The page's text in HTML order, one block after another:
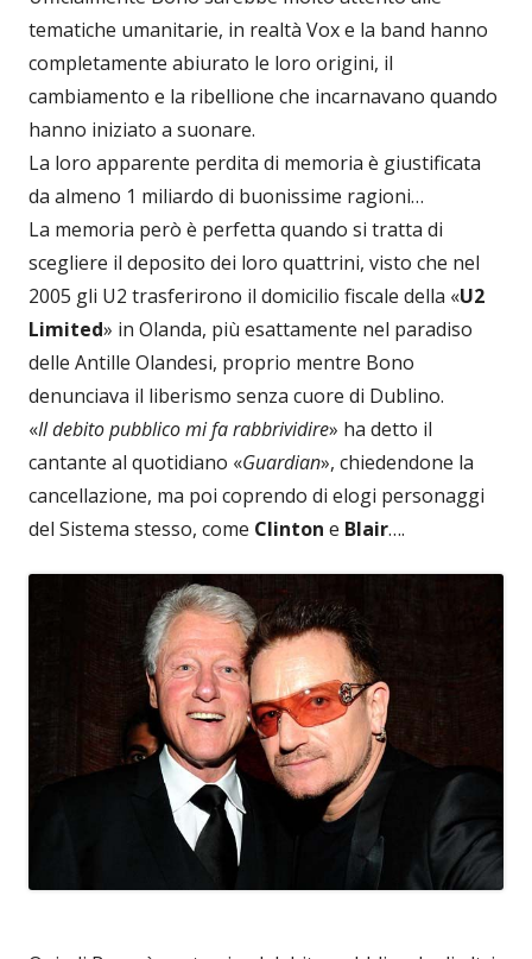
tematiche umanitarie, in realtà Vox e la band hanno
completamente abiurato le loro origini, il
cambiamento e la ribellione che incarnavano quando
hanno iniziato a suonare.
La loro apparente perdita di memoria è giustificata
da almeno 1 miliardo di buonissime ragioni…
La memoria però è perfetta quando si tratta di
scegliere il deposito dei loro quattrini, visto che nel
2005 gli U2 trasferirono il domicilio fiscale della «U2
Limited» in Olanda, più esattamente nel paradiso
delle Antille Olandesi, proprio mentre Bono
denunciava il liberismo senza cuore di Dublino.
«Il debito pubblico mi fa rabbrividire» ha detto il
cantante al quotidiano «Guardian», chiedendone la
cancellazione, ma poi coprendo di elogi personaggi
del Sistema stesso, come Clinton e Blair….